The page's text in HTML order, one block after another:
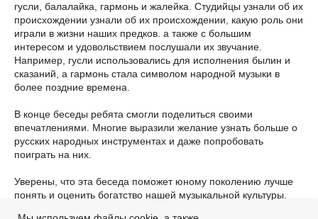
гусли, балалайка, гармонь и жалейка. Студийцы узнали об их
происхождении узнали об их происхождении, какую роль они
играли в жизни наших предков. а также с большим
интересом и удовольствием послушали их звучание.
Например, гусли использовались для исполнения былин и
сказаний, а гармонь стала символом народной музыки в
более поздние времена.
В конце беседы ребята смогли поделиться своими
впечатлениями. Многие выразили желание узнать больше о
русских народных инструментах и даже попробовать
поиграть на них.
Уверены, что эта беседа поможет юному поколению лучше
понять и оценить богатство нашей музыкальной культуры.